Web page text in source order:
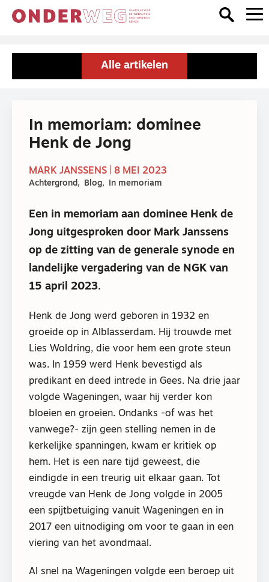
Alle artikelen
In memoriam: dominee
Henk de Jong
MARK JANSSENS | 8 MEI 2023
Achtergrond Blog In memoriam
Een in memoriam aan dominee Henk de
Jong uitgesproken door Mark Janssens
op de zitting van de generale synode en
landelijke vergadering van de NGK van
15 april 2023.
Henk de Jong werd geboren in 1932 en
groeide op in Alblasserdam. Hij trouwde met
Lies Woldring, die voor hem een grote steun
was. In 1959 werd Henk bevestigd als
predikant en deed intrede in Gees. Na drie jaar
volgde Wageningen, waar hij verder kon
bloeien en groeien. Ondanks -of was het
vanwege?- zijn geen stelling nemen in de
kerkelijke spanningen, kwam er kritiek op
hem. Het is een nare tijd geweest, die
eindigde in een treurig uit elkaar gaan. Tot
vreugde van Henk de Jong volgde in 2005
een spijtbetuiging vanuit Wageningen en in
2017 een uitnodiging om voor te gaan in een
viering van het avondmaal.
Al snel na Wageningen volgde een beroep uit